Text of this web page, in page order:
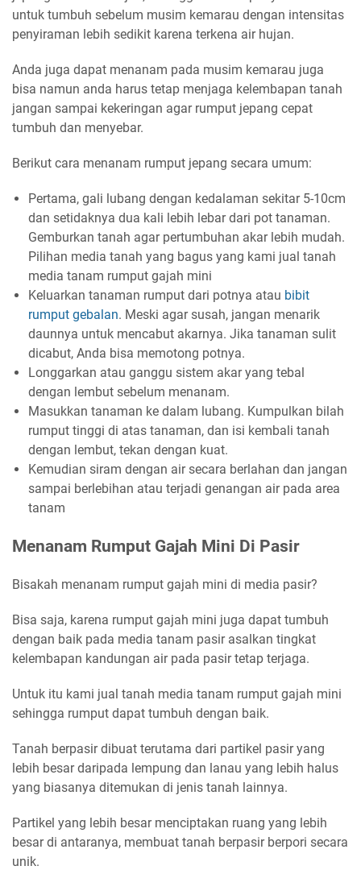
untuk tumbuh sebelum musim kemarau dengan intensitas
penyiraman lebih sedikit karena terkena air hujan.
Anda juga dapat menanam pada musim kemarau juga
bisa namun anda harus tetap menjaga kelembapan tanah
jangan sampai kekeringan agar rumput jepang cepat
tumbuh dan menyebar.
Berikut cara menanam rumput jepang secara umum:
Pertama, gali lubang dengan kedalaman sekitar 5-10cm
dan setidaknya dua kali lebih lebar dari pot tanaman.
Gemburkan tanah agar pertumbuhan akar lebih mudah.
Pilihan media tanah yang bagus yang kami jual tanah
media tanam rumput gajah mini
Keluarkan tanaman rumput dari potnya atau bibit
rumput gebalan. Meski agar susah, jangan menarik
daunnya untuk mencabut akarnya. Jika tanaman sulit
dicabut, Anda bisa memotong potnya.
Longgarkan atau ganggu sistem akar yang tebal
dengan lembut sebelum menanam.
Masukkan tanaman ke dalam lubang. Kumpulkan bilah
rumput tinggi di atas tanaman, dan isi kembali tanah
dengan lembut, tekan dengan kuat.
Kemudian siram dengan air secara berlahan dan jangan
sampai berlebihan atau terjadi genangan air pada area
tanam
Menanam Rumput Gajah Mini Di Pasir
Bisakah menanam rumput gajah mini di media pasir?
Bisa saja, karena rumput gajah mini juga dapat tumbuh
dengan baik pada media tanam pasir asalkan tingkat
kelembapan kandungan air pada pasir tetap terjaga.
Untuk itu kami jual tanah media tanam rumput gajah mini
sehingga rumput dapat tumbuh dengan baik.
Tanah berpasir dibuat terutama dari partikel pasir yang
lebih besar daripada lempung dan lanau yang lebih halus
yang biasanya ditemukan di jenis tanah lainnya.
Partikel yang lebih besar menciptakan ruang yang lebih
besar di antaranya, membuat tanah berpasir berpori secara
unik.